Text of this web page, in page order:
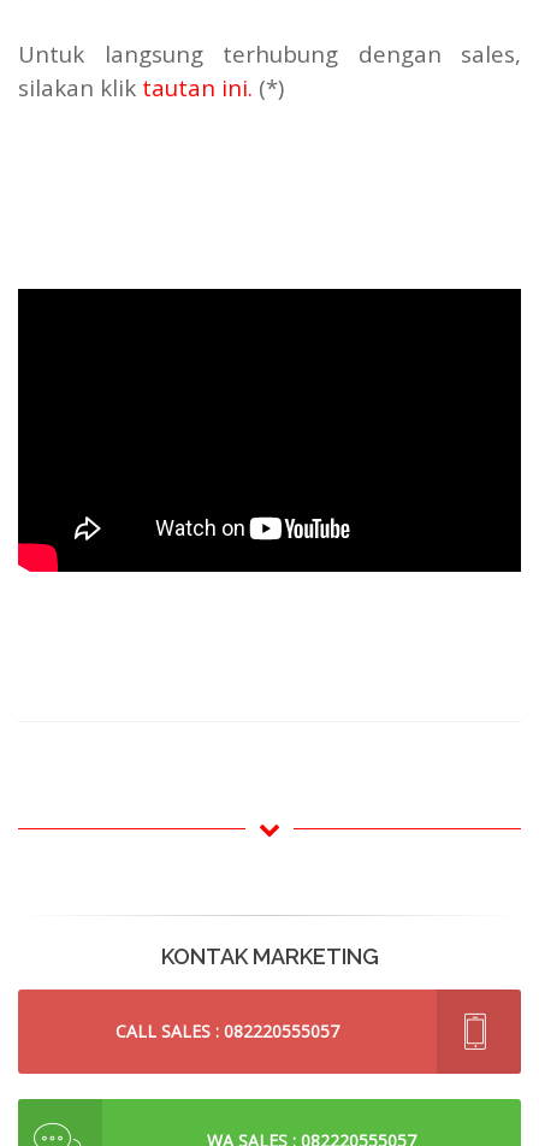
Untuk langsung terhubung dengan sales,
silakan klik tautan ini. (*)
KONTAK MARKETING
CALL SALES : 082220555057
WA SALES : 082220555057